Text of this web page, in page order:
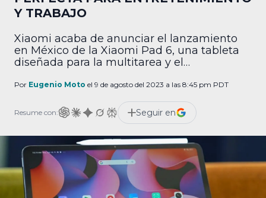
Y TRABAJO
Xiaomi acaba de anunciar el lanzamiento
en México de la Xiaomi Pad 6, una tableta
diseñada para la multitarea y el
pantalla de 11 pulgadas con resolución
densidad de pixeles, qu permite gran
nitidez, y un procesador Snapdragon 870
que asegura un alto […]
Por Eugenio Moto el 9 de agosto del 2023 a las 8:45 pm PDT
Resume con: Seguir en